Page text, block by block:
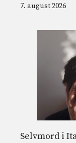
7. august 2026
Selvmord i